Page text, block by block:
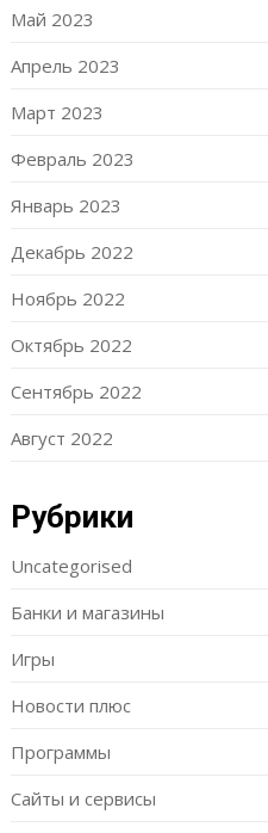
Май 2023
Апрель 2023
Март 2023
Февраль 2023
Январь 2023
Декабрь 2022
Ноябрь 2022
Октябрь 2022
Сентябрь 2022
Август 2022
Рубрики
Uncategorised
Банки и магазины
Игры
Новости плюс
Программы
Сайты и сервисы